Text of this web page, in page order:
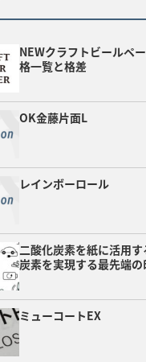
NEWクラフトビールペ
格一覧と格差
OK金藤片面L
レインボーロール
二酸化炭素を紙に活用
炭素を実現する最先端
ミューコートEX